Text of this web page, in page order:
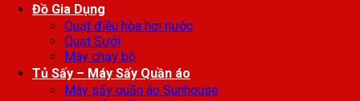
Đồ Gia Dụng
Quạt điều hòa hơi nước
Quạt Sưởi
Máy chạy bộ
Tủ Sấy – Máy Sấy Quần áo
Máy sấy quần áo Sunhouse